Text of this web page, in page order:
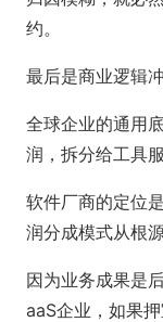
约。
最后是商业逻辑冲
全球企业的通用
润，拆分给工具服
软件厂商的定位
润分成模式从根
因为业务成果是
aaS企业，如果